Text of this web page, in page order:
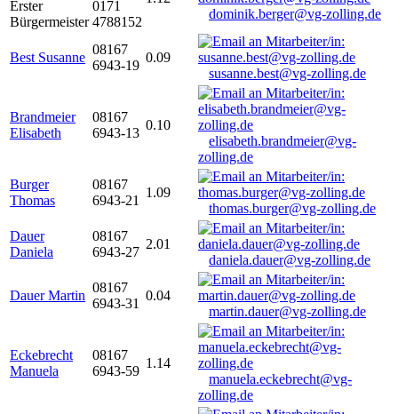
Erster
Bürgermeister
0171
4788152
dominik.berger@vg-zolling.de
Best Susanne
08167
6943-19
0.09
susanne.best@vg-zolling.de
Brandmeier
Elisabeth
08167
6943-13
0.10
elisabeth.brandmeier@vg-
zolling.de
Burger
Thomas
08167
6943-21
1.09
thomas.burger@vg-zolling.de
Dauer
Daniela
08167
6943-27
2.01
daniela.dauer@vg-zolling.de
Dauer Martin
08167
6943-31
0.04
martin.dauer@vg-zolling.de
Eckebrecht
Manuela
08167
6943-59
1.14
manuela.eckebrecht@vg-
zolling.de